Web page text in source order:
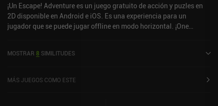
¡Un Escape! Adventure es un juego gratuito de acción y puzles en
2D disponible en Android e iOS. Es una experiencia para un
jugador que se puede jugar offline en modo horizontal. ¡One
MOSTRAR 8 SIMILITUDES
MÁS JUEGOS COMO ESTE